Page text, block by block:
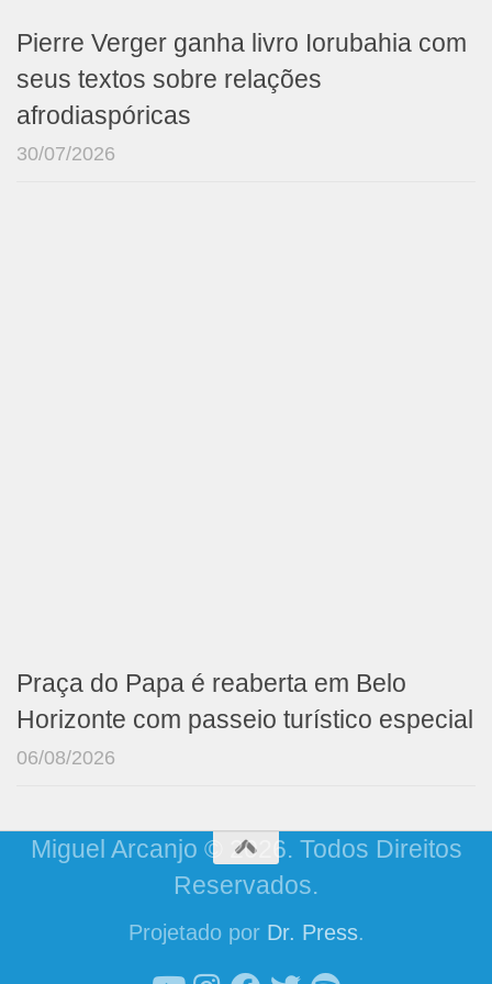
Pierre Verger ganha livro Iorubahia com
seus textos sobre relações
afrodiaspóricas
30/07/2026
Praça do Papa é reaberta em Belo
Horizonte com passeio turístico especial
06/08/2026
Miguel Arcanjo © 2026. Todos Direitos
Reservados.
Projetado por Dr. Press.